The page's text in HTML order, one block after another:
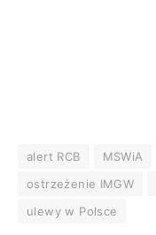
alert RCB MSWiA
ostrzeżenie IMGW
ulewy w Polsce